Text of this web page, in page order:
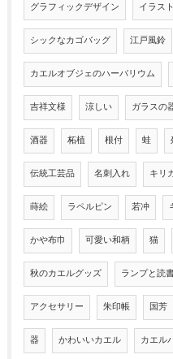
グラフィックデザイン イラス
シックなカゴバッグ 江戸風鈴
カエルオブジェのハーバリウム
吉祥文様 涼しい ガラスの
酒器 柘植 根付 蛙
伝統工芸品 名刺入れ キリ
蒔絵 ラペルピン 若冲
かや布巾 可愛い和柄 猫
秋のカエルグッズ ランプと読
アクセサリー 朱印帳 国芳
器 かわいいカエル カエル